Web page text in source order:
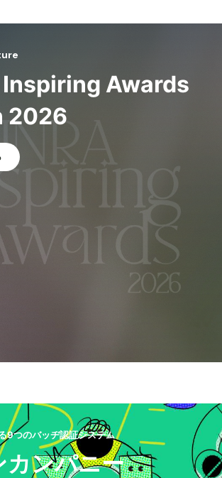
Inspiring Awards
2026
9つのバッヂ認証システム
カンパニー